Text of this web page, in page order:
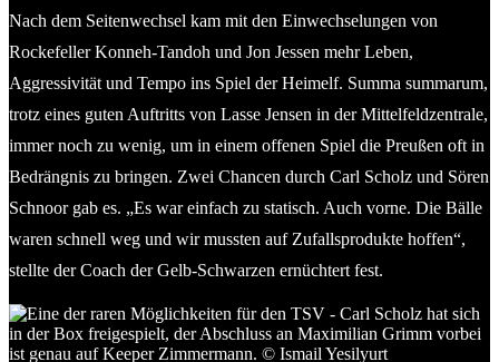
Nach dem Seitenwechsel kam mit den Einwechselungen von
Rockefeller Konneh-Tandoh und Jon Jessen mehr Leben,
Aggressivität und Tempo ins Spiel der Heimelf. Summa summarum,
trotz eines guten Auftritts von Lasse Jensen in der Mittelfeldzentrale,
immer noch zu wenig, um in einem offenen Spiel die Preußen oft in
Bedrängnis zu bringen. Zwei Chancen durch Carl Scholz und Sören
Schnoor gab es. „Es war einfach zu statisch. Auch vorne. Die Bälle
waren schnell weg und wir mussten auf Zufallsprodukte hoffen“,
stellte der Coach der Gelb-Schwarzen ernüchtert fest.